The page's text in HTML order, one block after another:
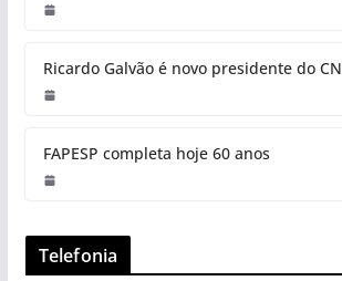
Ricardo Galvão é novo presidente do
FAPESP completa hoje 60 anos
Telefonia